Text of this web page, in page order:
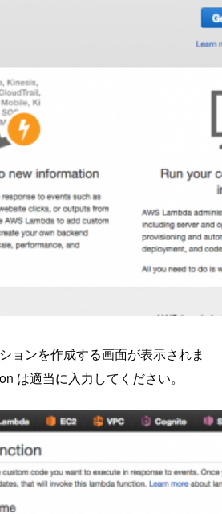
ョンを作成する画面が表示されま
は適当に入力してください。